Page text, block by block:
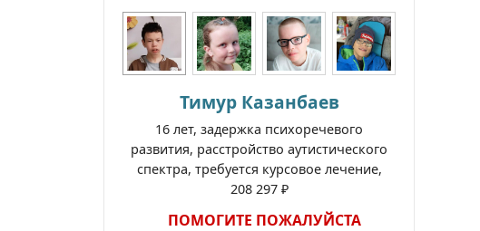
Тимур Казанбаев
16 лет, задержка психоречевого
развития, расстройство аутистического
спектра, требуется курсовое лечение,
208 297 ₽
ПОМОГИТЕ ПОЖАЛУЙСТА